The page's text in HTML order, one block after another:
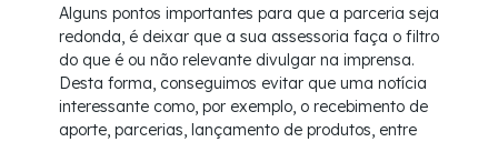
Alguns pontos importantes para que a parceria seja
redonda, é deixar que a sua assessoria faça o filtro
do que é ou não relevante divulgar na imprensa.
Desta forma, conseguimos evitar que uma notícia
interessante como, por exemplo, o recebimento de
aporte, parcerias, lançamento de produtos, entre